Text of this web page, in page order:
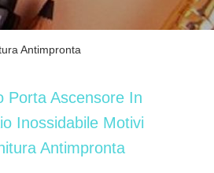
Antimpronta
Porta Ascensore In
Inossidabile Motivi
Antimpronta